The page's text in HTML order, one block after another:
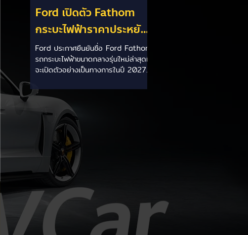
Ford เปิดตัว Fathom
กระบะไฟฟ้าราคาประหยัด
เริ่มไม่ถึง 1 ล้านบาท
เตรียมขายปี 2027 ท้าชน
Ford ประกาศยืนยันชื่อ Ford Fathom
รถกระบะไฟฟ้าขนาดกลางรุ่นใหม่ล่าสุดที่
จะเปิดตัวอย่างเป็นทางการในปี 2027
ดอลลาร์สหรัฐ (ประมาณ 9.92 แสน
บาท) สร้างขึ้นบนแพลตฟอร์มใหม่
Ford Universal EV Platform หวัง
ทุ่มงบกว่า 1.65 แสนล้านบาทลดต้นทุน
การผลิตเพื่อสู้ศึกตลาด EV จากจีน
ราคาสบายกระเป๋าจับต้องได้: วางราคา
เริ่มต้นสหรัฐฯ ไว้ที่ 29,945 ดอลลาร์
สหรัฐ (ราว 9.92 แสนบาท) หวังสร้าง
นิยามใหม่ให้รถกระบะไฟฟ้าที่ราคา
ย่อมเยา แพลตฟอร์มใหม่เน้นลดต้นทุน:
พัฒนาบน For